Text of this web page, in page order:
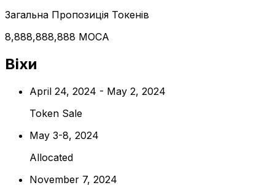
Загальна Пропозиція Токенів
8,888,888,888 MOCA
Віхи
April 24, 2024 - May 2, 2024
Token Sale
May 3-8, 2024
Allocated
November 7, 2024